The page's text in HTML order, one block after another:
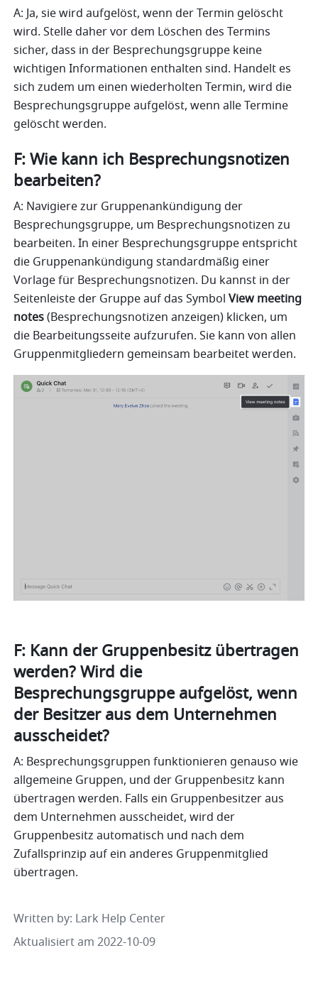
A: Ja, sie wird aufgelöst, wenn der Termin gelöscht
wird. Stelle daher vor dem Löschen des Termins
sicher, dass in der Besprechungsgruppe keine
wichtigen Informationen enthalten sind. Handelt es
sich zudem um einen wiederholten Termin, wird die
Besprechungsgruppe aufgelöst, wenn alle Termine
gelöscht werden.
F: Wie kann ich Besprechungsnotizen
bearbeiten?
A: Navigiere zur Gruppenankündigung der
Besprechungsgruppe, um Besprechungsnotizen zu
bearbeiten. In einer Besprechungsgruppe entspricht
die Gruppenankündigung standardmäßig einer
Vorlage für Besprechungsnotizen. Du kannst in der
Seitenleiste der Gruppe auf das Symbol View meeting
notes (Besprechungsnotizen anzeigen) klicken, um
die Bearbeitungsseite aufzurufen. Sie kann von allen
Gruppenmitgliedern gemeinsam bearbeitet werden.
F: Kann der Gruppenbesitz übertragen
werden? Wird die
Besprechungsgruppe aufgelöst, wenn
der Besitzer aus dem Unternehmen
ausscheidet?
A: Besprechungsgruppen funktionieren genauso wie
allgemeine Gruppen, und der Gruppenbesitz kann
übertragen werden. Falls ein Gruppenbesitzer aus
dem Unternehmen ausscheidet, wird der
Gruppenbesitz automatisch und nach dem
Zufallsprinzip auf ein anderes Gruppenmitglied
übertragen.
Written by: Lark Help Center
Aktualisiert am 2022-10-09